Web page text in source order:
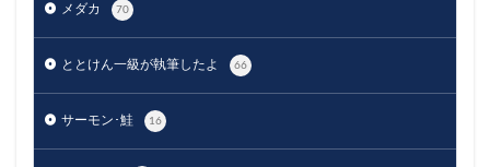
メダカ 70
ととけん一級が執筆したよ 66
サーモン･鮭 16